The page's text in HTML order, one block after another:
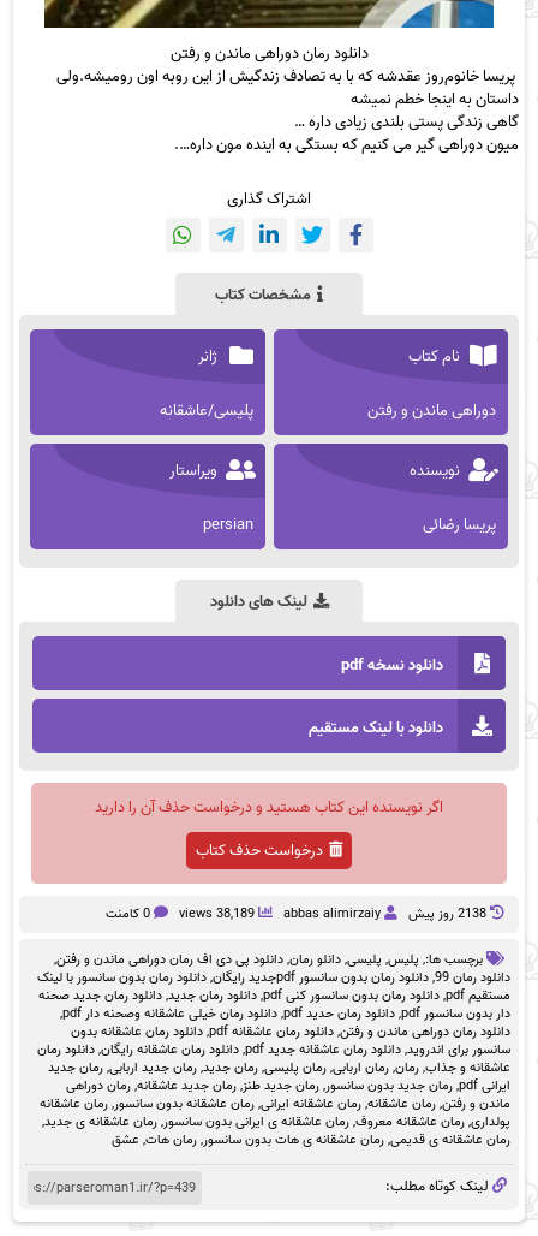
دانلود رمان دوراهی ماندن و رفتن
پریسا خانوم‌روز عقدشه که با به تصادف زندگیش از این رو‌به اون رو‌میشه.ولی
داستان به اینجا خطم نمیشه
گاهی زندگی پستی بلندی زیادی داره …
میون دوراهی گیر می کنیم که بستگی به اینده مون داره….
اشتراک گذاری
مشخصات کتاب
نام کتاب
دوراهی ماندن و رفتن
ژانر
پلیسی/عاشقانه
نویسنده
پریسا رضائی
ویراستار
persian
لینک های دانلود
دانلود نسخه pdf
دانلود با لینک مستقیم
اگر نویسنده این کتاب هستید و درخواست حذف آن را دارید
درخواست حذف کتاب
2138 روز پيش abbas alimirzaiy
38,189 views 0 کامنت
برچسب ها:, پلیس, پلیسی,دانلو رمان,دانلود پی دی اف رمان دوراهی ماندن و رفتن,
دانلود رمان 99
,دانلود رمان بدون سانسور pdfجدید رایگان ,دانلود رمان بدون سانسور با لینک
مستقیم pdf
,دانلود رمان بدون سانسور کنی pdf ,دانلود رمان جدید,دانلود رمان جدید صحنه
دار بدون سانسور pdf
,دانلود رمان حدید pdf ,دانلود رمان خیلی عاشقانه وصحنه دار pdf
,
دانلود رمان دوراهی ماندن و رفتن,دانلود رمان عاشقانه pdf ,دانلود رمان عاشقانه بدون
سانسور برای اندروید,دانلود رمان عاشقانه جدید pdf ,دانلود رمان عاشقانه رایگان,دانلود رمان
عاشقانه و جذاب,رمان,رمان اربابی,رمان پلیسی,رمان جدید,رمان جدید اربابی,رمان جدید
ایرانی pdf
,رمان جدید بدون سانسور,رمان جدید طنز,رمان جدید عاشقانه,رمان دوراهی
ماندن و رفتن,رمان عاشقانه,رمان عاشقانه ایرانی,رمان عاشقانه بدون سانسور,رمان عاشقانه
پولداری,رمان عاشقانه معروف,رمان عاشقانه ی ایرانی بدون سانسور,رمان عاشقانه ی جدید,
رمان عاشقانه ی قدیمی,رمان عاشقانه ی هات بدون سانسور,رمان هات, عشق
لینک کوتاه مطلب: